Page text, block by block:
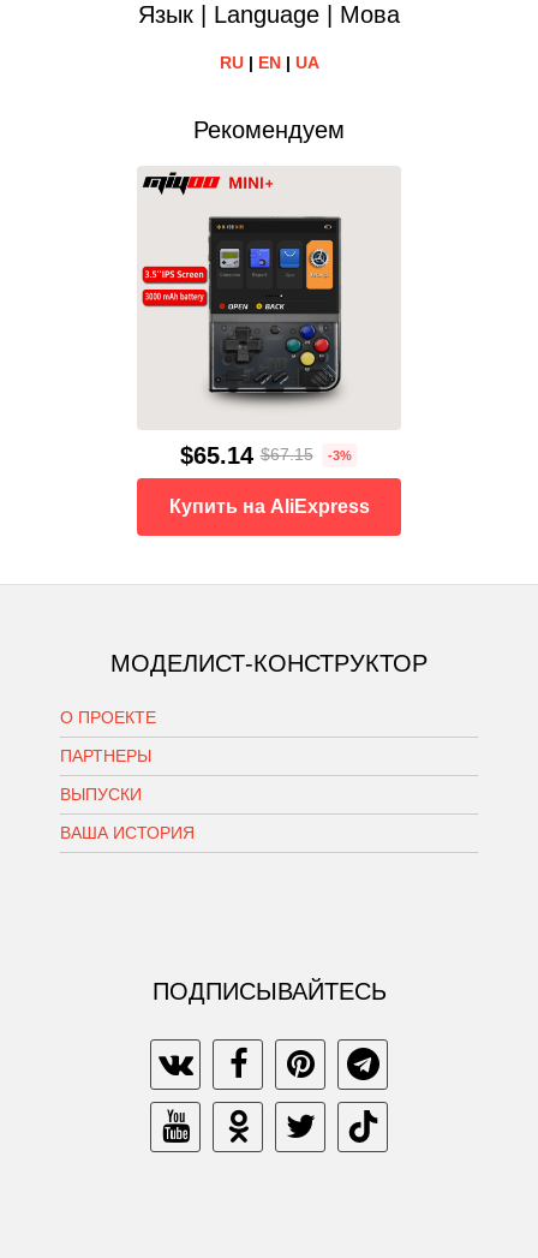
Язык | Language | Мова
RU| EN| UA
Рекомендуем
$65.14 $67.15 -3%
Купить на AliExpress
МОДЕЛИСТ-КОНСТРУКТОР
О ПРОЕКТЕ
ПАРТНЕРЫ
ВЫПУСКИ
ВАША ИСТОРИЯ
ПОДПИСЫВАЙТЕСЬ